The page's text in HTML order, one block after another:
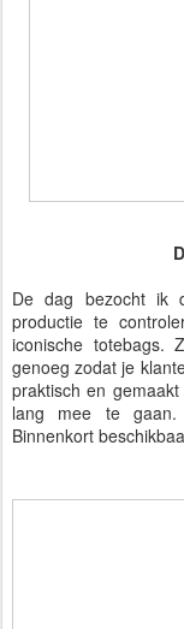
De dag bezocht ik
productie te
iconische totebags.
genoeg zodat je
praktisch en
lang mee te gaan.
Binnenkort